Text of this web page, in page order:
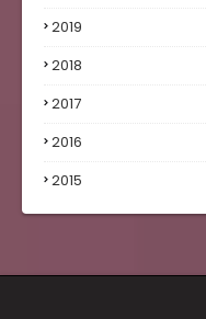
2019
2018
2017
2016
2015